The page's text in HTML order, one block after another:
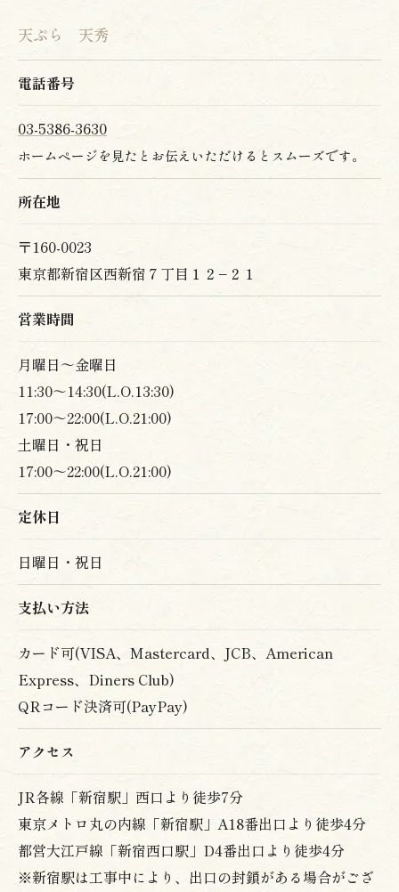
みしているお客様もおられました！
ご亭主がとってもステキな方でスタッフの方々
会食や記念日、食事会、デート、一人飲みなど
など色々な用途に使えるお店だと思います！
宿にある隠れ家の美味しい老舗の天ぷら屋さん
でした！(*´꒳`*)
ごちそうさまでした！
最後までご覧頂きありがとうございます！
「いいね！」「フォロー」「保存」とっても励
みになり、嬉しいです！
(Translated by Google)
I was craving tempura rice bowl, so I went to
a tempura restaurant that a foodie customer
had recommended for lunch! ( ´ ▽ ` )ﾉ
It's a restaurant selected as one of the top 100
restaurants! Tempura Tenshu, located at
Shinjuku Station West Exit!
A renowned restaurant that inherits the
techniques of the long-established
"Tenkane," founded in 1903! Its greatest
feature is its light Edo-style tempura, made
with carefully selected sesame oil and a thin
batter, resulting in a crispy exterior and a
flavorful interior that locks in the ingredients'
taste!
Weekday, 12:40 PM
No line.
About half the tables were occupied.
It can get crowded on some days, and
sometimes closes before 1:30 PM, so I was
glad I arrived early!
天ぷら 天秀
電話番号
03-5386-3630
ホームページを見たとお伝えいただけるとスムーズです。
所在地
〒160-0023
東京都新宿区西新宿７丁目１２−２１
営業時間
月曜日～金曜日
11:30～14:30(L.O.13:30)
17:00～22:00(L.O.21:00)
土曜日・祝日
17:00～22:00(L.O.21:00)
定休日
日曜日・祝日
支払い方法
カード可(VISA、Mastercard、JCB、American
Express、Diners Club)
QRコード決済可(PayPay)
アクセス
JR各線「新宿駅」西口より徒歩7分
東京メトロ丸の内線「新宿駅」A18番出口より徒歩4分
都営大江戸線「新宿西口駅」D4番出口より徒歩4分
※新宿駅は工事中により、出口の封鎖がある場合がござ